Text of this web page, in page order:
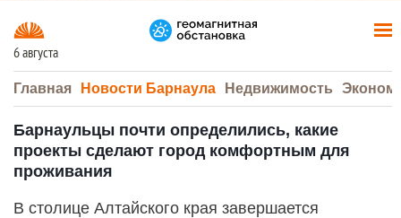
6 августа
Главная Новости Барнаула Недвижимость
Барнаульцы почти определились, какие
проекты сделают город комфортным для
проживания
В столице Алтайского края завершается